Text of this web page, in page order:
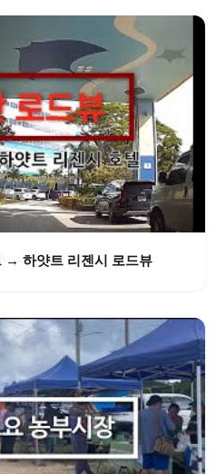
하얏트 리젠시 로드뷰